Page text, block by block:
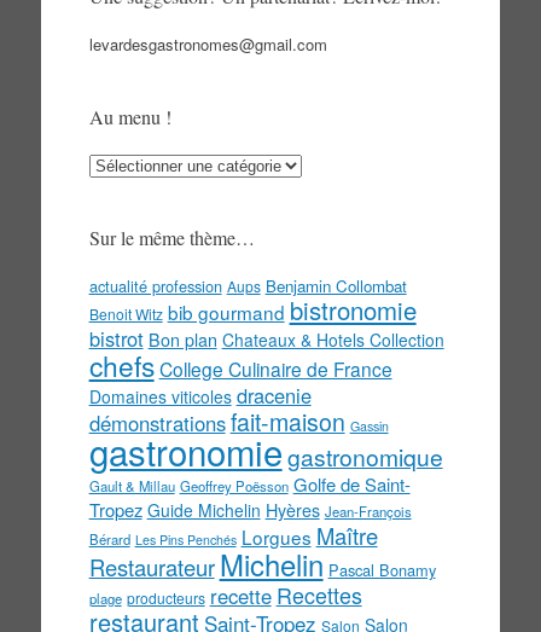
levardesgastronomes@gmail.com
Au menu !
Au
Sur le même thème…
actualité profession Aups Benjamin Collombat
Benoit Witz bib gourmand bistronomie
bistrot Bon plan Chateaux & Hotels Collection
chefs College Culinaire de France
Domaines viticoles dracenie
démonstrationsfait-maison Gassin
gastronomiegastronomique
Gault & Millau Geoffrey Poësson Golfe de Saint-
Tropez Guide Michelin Hyères Jean-François
Bérard Les Pins Penchés Lorgues Maître
Restaurateur Michelin Pascal Bonamy
plage producteurs recette Recettes
restaurant Saint-Tropez Salon Salon